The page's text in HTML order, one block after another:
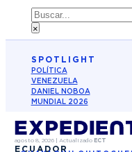
Buscar
×
SPOTLIGHT
POLÍTICA
VENEZUELA
DANIEL NOBOA
MUNDIAL 2026
agosto 8, 2026| Actualizado ECT
ECUADOR